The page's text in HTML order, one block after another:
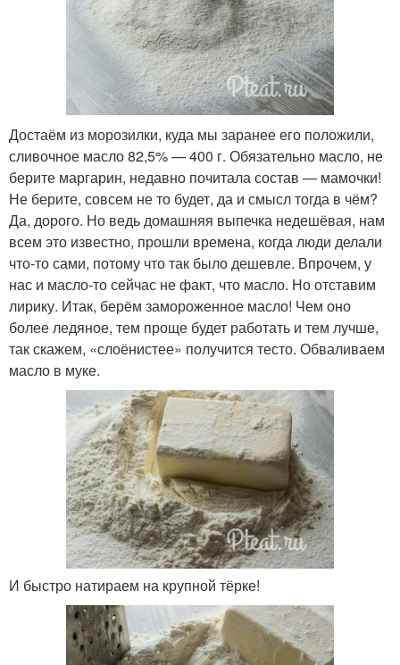
Достаём из морозилки, куда мы заранее его положили,
сливочное масло 82,5% — 400 г. Обязательно масло, не
берите маргарин, недавно почитала состав — мамочки!
Не берите, совсем не то будет, да и смысл тогда в чём?
Да, дорого. Но ведь домашняя выпечка недешёвая, нам
всем это известно, прошли времена, когда люди делали
что-то сами, потому что так было дешевле. Впрочем, у
нас и масло-то сейчас не факт, что масло. Но отставим
лирику. Итак, берём замороженное масло! Чем оно
более ледяное, тем проще будет работать и тем лучше,
так скажем, «слоёнистее» получится тесто. Обваливаем
масло в муке.
И быстро натираем на крупной тёрке!